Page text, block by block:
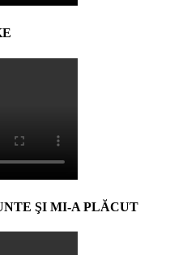
ŞI MI-A PLĂCUT